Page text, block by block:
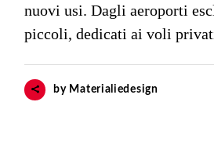
nuovi usi. Dagli aeroporti
piccoli, dedicati ai voli
by Materialiedesign